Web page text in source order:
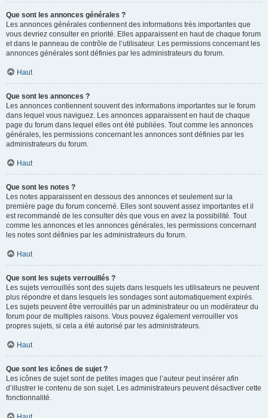
Que sont les annonces générales ?
Les annonces générales contiennent des informations très importantes que
vous devriez consulter en priorité. Elles apparaissent en haut de chaque forum
et dans le panneau de contrôle de l’utilisateur. Les permissions concernant les
annonces générales sont définies par les administrateurs du forum.
Haut
Que sont les annonces ?
Les annonces contiennent souvent des informations importantes sur le forum
dans lequel vous naviguez. Les annonces apparaissent en haut de chaque
page du forum dans lequel elles ont été publiées. Tout comme les annonces
générales, les permissions concernant les annonces sont définies par les
administrateurs du forum.
Haut
Que sont les notes ?
Les notes apparaissent en dessous des annonces et seulement sur la
première page du forum concerné. Elles sont souvent assez importantes et il
est recommandé de les consulter dès que vous en avez la possibilité. Tout
comme les annonces et les annonces générales, les permissions concernant
les notes sont définies par les administrateurs du forum.
Haut
Que sont les sujets verrouillés ?
Les sujets verrouillés sont des sujets dans lesquels les utilisateurs ne peuvent
plus répondre et dans lesquels les sondages sont automatiquement expirés.
Les sujets peuvent être verrouillés par un administrateur ou un modérateur du
forum pour de multiples raisons. Vous pouvez également verrouiller vos
propres sujets, si cela a été autorisé par les administrateurs.
Haut
Que sont les icônes de sujet ?
Les icônes de sujet sont de petites images que l’auteur peut insérer afin
d’illustrer le contenu de son sujet. Les administrateurs peuvent désactiver cette
fonctionnalité.